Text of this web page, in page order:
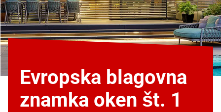
Evropska blagovna
znamka oken št. 1